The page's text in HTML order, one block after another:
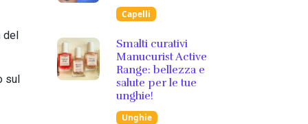
del
sul
Capelli
Smalti curativi
Manucurist Active
Range: bellezza e
salute per le tue
unghie!
Unghie